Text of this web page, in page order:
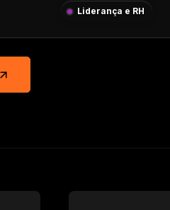
Liderança e RH